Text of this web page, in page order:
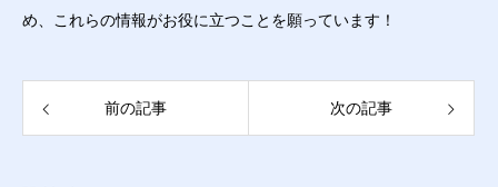
め、これらの情報がお役に立つことを願っています！
前の記事 次の記事